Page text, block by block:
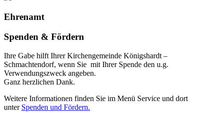
Ehrenamt
Spenden & Fördern
Ihre Gabe hilft Ihrer Kirchengemeinde Königshardt –
Schmachtendorf, wenn Sie mit Ihrer Spende den u.g.
Verwendungszweck angeben.
Ganz herzlichen Dank.
Weitere Informationen finden Sie im Menü Service und dort
unter Spenden und Fördern.